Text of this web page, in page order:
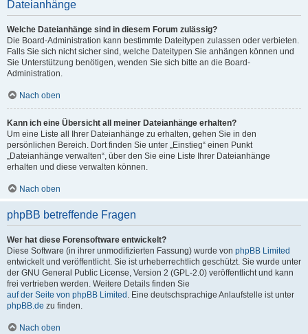
Dateianhänge
Welche Dateianhänge sind in diesem Forum zulässig?
Die Board-Administration kann bestimmte Dateitypen zulassen oder verbieten.
Falls Sie sich nicht sicher sind, welche Dateitypen Sie anhängen können und
Sie Unterstützung benötigen, wenden Sie sich bitte an die Board-
Administration.
Nach oben
Kann ich eine Übersicht all meiner Dateianhänge erhalten?
Um eine Liste all Ihrer Dateianhänge zu erhalten, gehen Sie in den
persönlichen Bereich. Dort finden Sie unter „Einstieg“ einen Punkt
„Dateianhänge verwalten“, über den Sie eine Liste Ihrer Dateianhänge
erhalten und diese verwalten können.
Nach oben
phpBB betreffende Fragen
Wer hat diese Forensoftware entwickelt?
Diese Software (in ihrer unmodifizierten Fassung) wurde von phpBB Limited
entwickelt und veröffentlicht. Sie ist urheberrechtlich geschützt. Sie wurde unter
der GNU General Public License, Version 2 (GPL-2.0) veröffentlicht und kann
frei vertrieben werden. Weitere Details finden Sie
auf der Seite von phpBB Limited . Eine deutschsprachige Anlaufstelle ist unter
phpBB.de zu finden.
Nach oben